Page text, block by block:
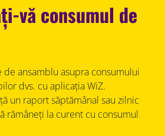
vă consumul de
ansamblu asupra consumului
dvs. cu aplicația WiZ.
un raport săptămânal sau zilnic
rămâneți la curent cu consumul